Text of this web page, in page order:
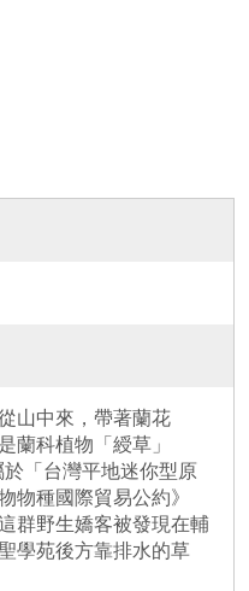
山中來，帶著蘭花
蘭科植物「綬草」
「台灣平地迷你型原
物種國際貿易公約》
群野生嬌客被發現在輔
學苑後方靠排水的草